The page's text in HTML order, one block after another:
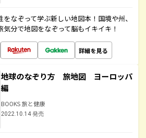
なぞって学ぶ新しい地図本！国境や州、
分で地図をなぞって脳もイキイキ！
詳細を見る
地球のなぞり方 旅地図 ヨーロッパ
編
BOOKS 旅と健康
2022.10.14 発売